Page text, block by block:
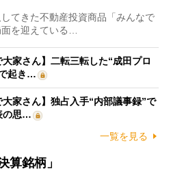
てきた不動産投資商品「みんなで
面を迎えている…
大家さん】二転三転した“成田プロ
起き…
大家さん】独占入手“内部議事録”で
の思…
一覧を見る
算銘柄」